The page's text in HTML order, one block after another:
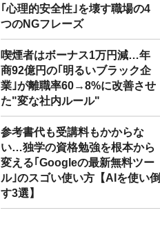
｢心理的安全性｣を壊す職場の4
つのNGフレーズ
喫煙者はボーナス1万円減…年
商92億円の｢明るいブラック企
業｣が離職率60→8%に改善させ
た"変な社内ルール"
参考書代も受講料もかからな
い…独学の資格勉強を根本から
変える｢Googleの最新無料ツー
ル｣のスゴい使い方【AIを使い倒
す3選】